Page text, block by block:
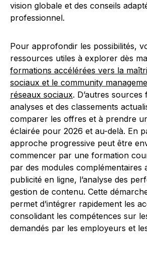
vision globale et des conseils
professionnel.
Pour approfondir les possibilités,
ressources utiles à explorer dès
formations accélérées vers la
sociaux et le community
réseaux sociaux. D’autres
analyses et des classements
comparer les offres et à prendre
éclairée pour 2026 et au-delà. En
approche progressive peut être
commencer par une formation
par des modules complémentaires
publicité en ligne, l’analyse des
gestion de contenu. Cette
permet d’intégrer rapidement les
consolidant les compétences sur
demandés par les employeurs et